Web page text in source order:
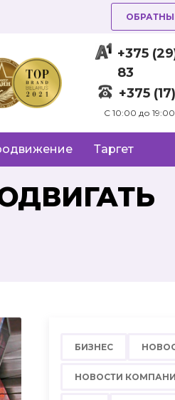
+375
83
+375
C 10:00 до
Таргет
БИЗНЕС
НОВОСТИ